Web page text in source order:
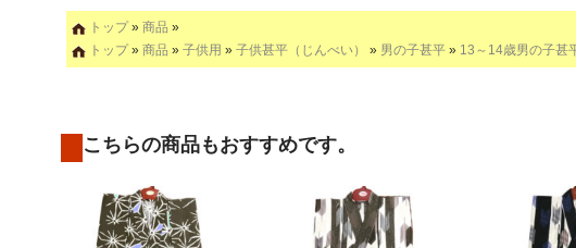
トップ» 商品 »
トップ» 商品 » 子供用 » 子供甚平（じんべい） » 男の子甚平 » 13～14歳男の子甚
こちらの商品もおすすめです。